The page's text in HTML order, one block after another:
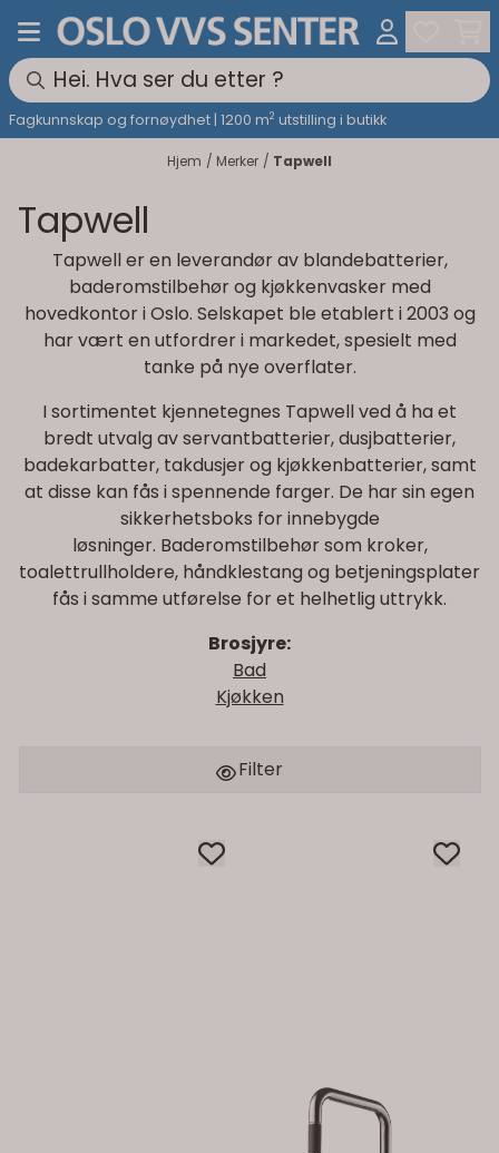
Hopp til innhold
Fagkunnskap og fornøydhet | 1200 m2 utstilling i butikk
Hjem / Merker / Tapwell
Tapwell
Tapwell er en leverandør av blandebatterier,
baderomstilbehør og kjøkkenvasker med
hovedkontor i Oslo. Selskapet ble etablert i 2003 og
har vært en utfordrer i markedet, spesielt med
tanke på nye overflater.
I sortimentet kjennetegnes Tapwell ved å ha et
bredt utvalg av servantbatterier, dusjbatterier,
badekarbatter, takdusjer og kjøkkenbatterier, samt
at disse kan fås i spennende farger. De har sin egen
sikkerhetsboks for innebygde
løsninger. Baderomstilbehør som kroker,
toalettrullholdere, håndklestang og betjeningsplater
fås i samme utførelse for et helhetlig uttrykk.
Brosjyre:
Bad
Kjøkken
Filter